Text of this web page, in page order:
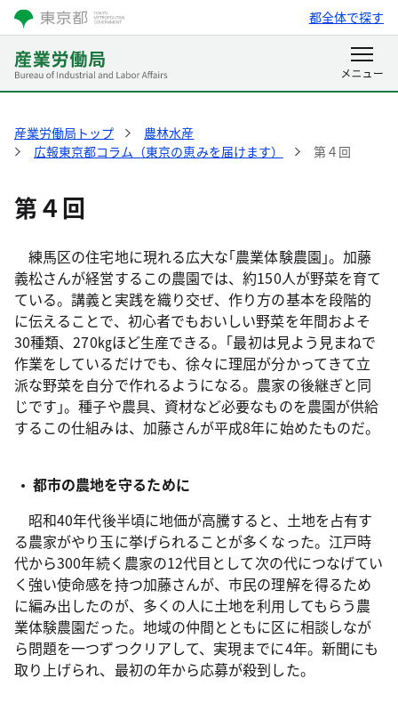
都全体で探す
産業労働局トップ
農林水産
広報東京都コラム（東京の恵みを届けます）
第４回
第４回
練馬区の住宅地に現れる広大な｢農業体験農園｣。加藤
義松さんが経営するこの農園では、約150人が野菜を育て
ている。講義と実践を織り交ぜ、作り方の基本を段階的
に伝えることで、初心者でもおいしい野菜を年間およそ
30種類、270㎏ほど生産できる。｢最初は見よう見まねで
作業をしているだけでも、徐々に理屈が分かってきて立
派な野菜を自分で作れるようになる。農家の後継ぎと同
じです｣。種子や農具、資材など必要なものを農園が供給
するこの仕組みは、加藤さんが平成8年に始めたものだ。
都市の農地を守るために
昭和40年代後半頃に地価が高騰すると、土地を占有す
る農家がやり玉に挙げられることが多くなった。江戸時
代から300年続く農家の12代目として次の代につなげてい
く強い使命感を持つ加藤さんが、市民の理解を得るため
に編み出したのが、多くの人に土地を利用してもらう農
業体験農園だった。地域の仲間とともに区に相談しなが
ら問題を一つずつクリアして、実現までに4年。新聞にも
取り上げられ、最初の年から応募が殺到した。